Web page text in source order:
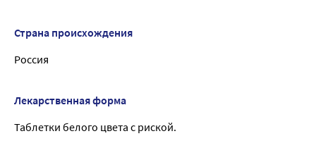
Страна происхождения
Россия
Лекарственная форма
Таблетки белого цвета с риской.